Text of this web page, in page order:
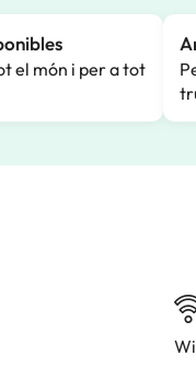
el món i per a tot